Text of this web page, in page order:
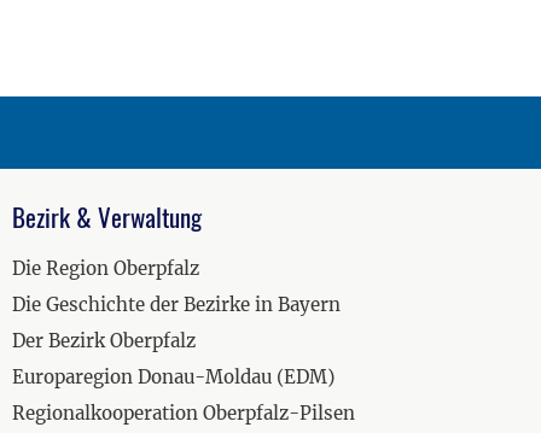
Bezirk & Verwaltung
Die Region Oberpfalz
Die Geschichte der Bezirke in Bayern
Der Bezirk Oberpfalz
Europaregion Donau-Moldau (EDM)
Regionalkooperation Oberpfalz-Pilsen